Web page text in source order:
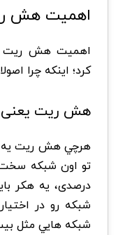
اهمیت هش
اهمیت هش ریت
کرد؛ اینکه چرا
هش ریت یعنی
هرچي هش ريت يه
شبکه رو در
شبکه هايي مثل